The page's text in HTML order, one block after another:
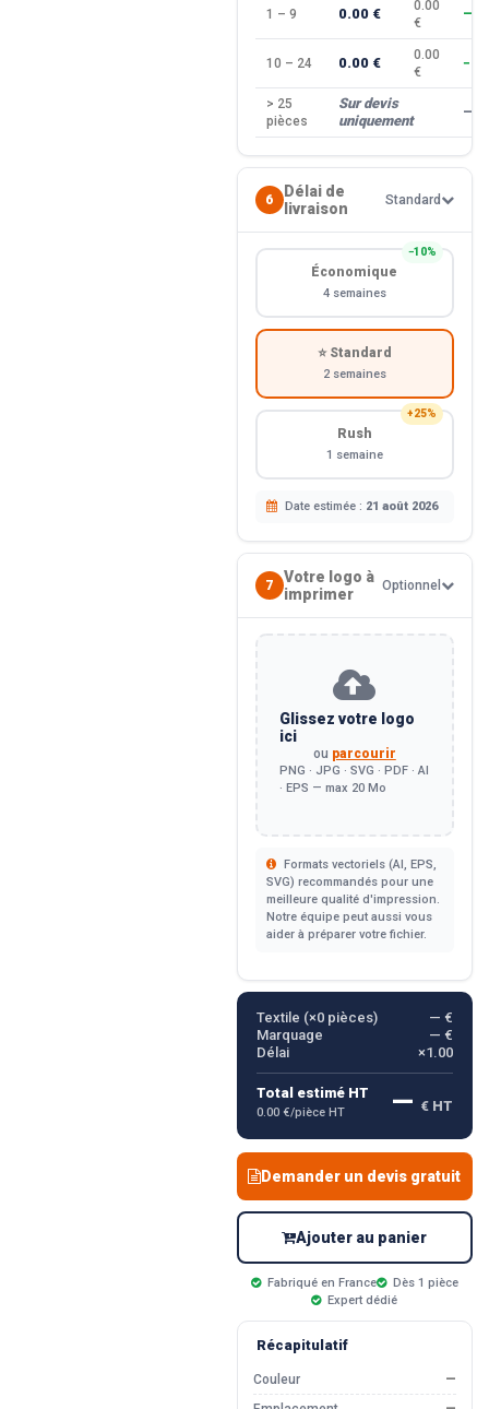
1 – 9 0.00 €
0.00
€
—
10 – 24 0.00 €
0.00
€
> 25
pièces
Sur devis
uniquement
—
6
Délai de
livraison
Standard
−10%
Économique
4 semaines
⭐ Standard
2 semaines
+25%
Rush
1 semaine
Date estimée : 21 août 2026
7
Votre logo à
imprimer
Optionnel
Glissez votre logo
ici
ou parcourir
PNG · JPG · SVG · PDF · AI
· EPS — max 20 Mo
Formats vectoriels (AI, EPS,
SVG) recommandés pour une
meilleure qualité d'impression.
Notre équipe peut aussi vous
aider à préparer votre fichier.
Textile (×0pièces)
— €
Marquage
— €
Délai
×1.00
Total estimé HT
0.00 €/pièce HT — € HT
Demander un devis gratuit
Ajouter au panier
Fabriqué en France
Dès 1 pièce
Expert dédié
Récapitulatif
Couleur
—